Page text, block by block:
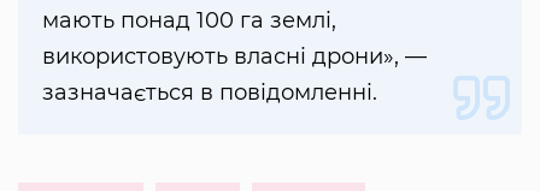
мають понад 100 га землі,
використовують власні дрони», —
зазначається в повідомленні.